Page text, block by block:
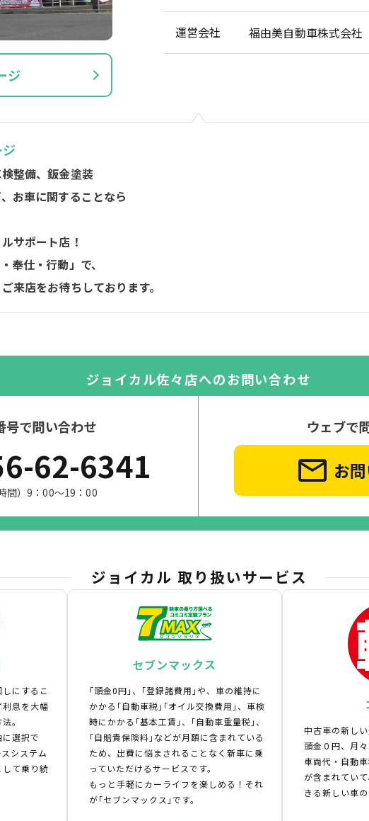
ジ
運営会社 福由美自動車株式会社
整備、鈑金塗装
お車に関することなら
サポート店！
奉仕・行動」で、
来店をお待ちしております。
ジョイカル佐々店へのお問い合わせ
号で問い合わせ
62-6341
間）9：00～19：00
ウェブで
お
ジョイカル 取り扱いサービス
にするこ
息を大幅
。
選択で
システム
て乗り続
セブンマックス
｢頭金0円｣、｢登録諸費用｣や、車の維持に
かかる｢自動車税｣｢オイル交換費用｣、車検
時にかかる｢基本工賃｣、｢自動車重量税｣、
｢自賠責保険料｣などが月額に含まれている
ため、出費に悩まされることなく新車に乗
っていただけるサービスです。
もっと手軽にカーライフを楽しめる！それ
が｢セブンマックス｣です。
中古車の新し
頭金０円、月
車両代・自動
が含まれてい
きる新しい車の